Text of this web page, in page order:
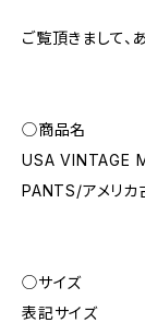
ご覧頂きまして、
◯商品名
USA VINTAGE
PANTS/アメリカ
◯サイズ
表記サイズ